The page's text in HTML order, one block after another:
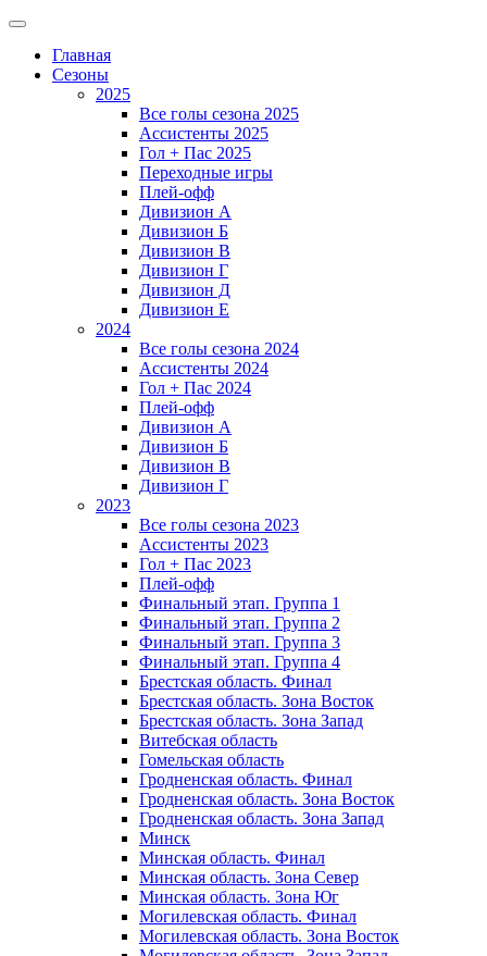
Главная
Сезоны
2025
Все голы сезона 2025
Ассистенты 2025
Гол + Пас 2025
Переходные игры
Плей-офф
Дивизион A
Дивизион Б
Дивизион В
Дивизион Г
Дивизион Д
Дивизион Е
2024
Все голы сезона 2024
Ассистенты 2024
Гол + Пас 2024
Плей-офф
Дивизион A
Дивизион Б
Дивизион В
Дивизион Г
2023
Все голы сезона 2023
Ассистенты 2023
Гол + Пас 2023
Плей-офф
Финальный этап. Группа 1
Финальный этап. Группа 2
Финальный этап. Группа 3
Финальный этап. Группа 4
Брестская область. Финал
Брестская область. Зона Восток
Брестская область. Зона Запад
Витебская область
Гомельская область
Гродненская область. Финал
Гродненская область. Зона Восток
Гродненская область. Зона Запад
Минск
Минская область. Финал
Минская область. Зона Север
Минская область. Зона Юг
Могилевская область. Финал
Могилевская область. Зона Восток